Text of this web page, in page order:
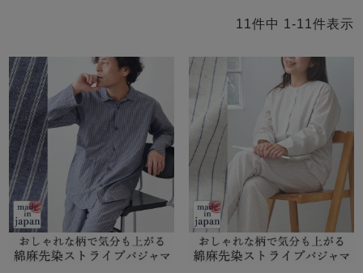
売れ筋ランキング
- Item Ranking -
新着商品
- New Arrival -
すべてのデザインのパジャマ一覧はこちら
11 件中 1 -11 件表示